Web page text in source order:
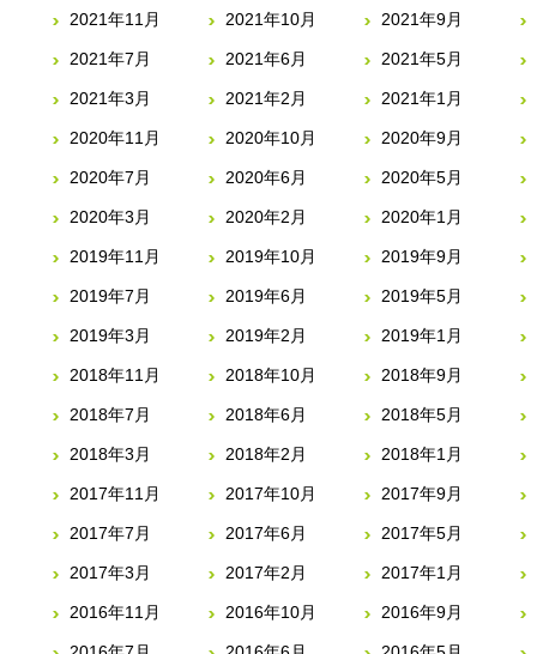
2021年11月 2021年10月 2021年9月
2021年7月 2021年6月 2021年5月
2021年3月 2021年2月 2021年1月
2020年11月 2020年10月 2020年9月
2020年7月 2020年6月 2020年5月
2020年3月 2020年2月 2020年1月
2019年11月 2019年10月 2019年9月
2019年7月 2019年6月 2019年5月
2019年3月 2019年2月 2019年1月
2018年11月 2018年10月 2018年9月
2018年7月 2018年6月 2018年5月
2018年3月 2018年2月 2018年1月
2017年11月 2017年10月 2017年9月
2017年7月 2017年6月 2017年5月
2017年3月 2017年2月 2017年1月
2016年11月 2016年10月 2016年9月